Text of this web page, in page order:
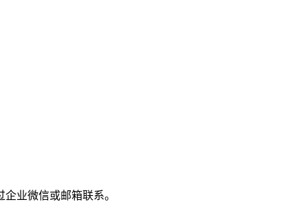
业微信或邮箱联系。